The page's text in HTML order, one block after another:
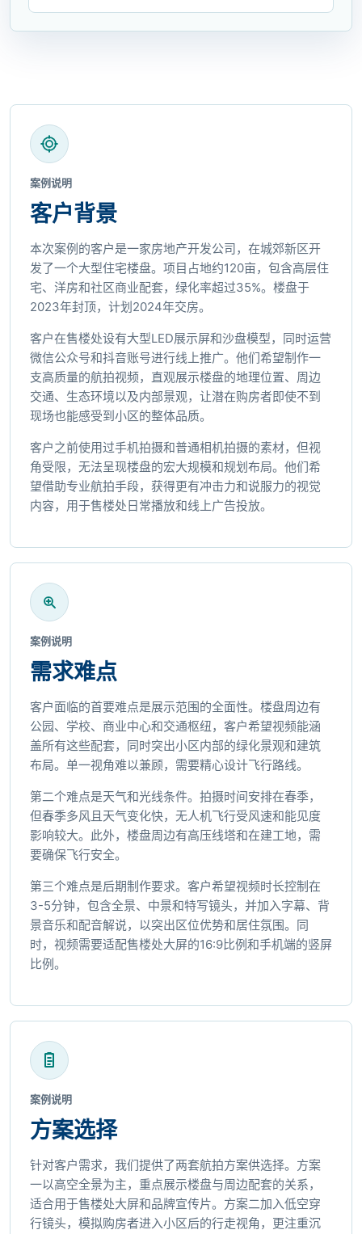
案例说明
客户背景
本次案例的客户是一家房地产开发公司，在城郊新区开
发了一个大型住宅楼盘。项目占地约120亩，包含高层住
宅、洋房和社区商业配套，绿化率超过35%。楼盘于
2023年封顶，计划2024年交房。
客户在售楼处设有大型LED展示屏和沙盘模型，同时运营
微信公众号和抖音账号进行线上推广。他们希望制作一
支高质量的航拍视频，直观展示楼盘的地理位置、周边
交通、生态环境以及内部景观，让潜在购房者即使不到
现场也能感受到小区的整体品质。
客户之前使用过手机拍摄和普通相机拍摄的素材，但视
角受限，无法呈现楼盘的宏大规模和规划布局。他们希
望借助专业航拍手段，获得更有冲击力和说服力的视觉
内容，用于售楼处日常播放和线上广告投放。
案例说明
需求难点
客户面临的首要难点是展示范围的全面性。楼盘周边有
公园、学校、商业中心和交通枢纽，客户希望视频能涵
盖所有这些配套，同时突出小区内部的绿化景观和建筑
布局。单一视角难以兼顾，需要精心设计飞行路线。
第二个难点是天气和光线条件。拍摄时间安排在春季，
但春季多风且天气变化快，无人机飞行受风速和能见度
影响较大。此外，楼盘周边有高压线塔和在建工地，需
要确保飞行安全。
第三个难点是后期制作要求。客户希望视频时长控制在
3-5分钟，包含全景、中景和特写镜头，并加入字幕、背
景音乐和配音解说，以突出区位优势和居住氛围。同
时，视频需要适配售楼处大屏的16:9比例和手机端的竖屏
比例。
案例说明
方案选择
针对客户需求，我们提供了两套航拍方案供选择。方案
一以高空全景为主，重点展示楼盘与周边配套的关系，
适合用于售楼处大屏和品牌宣传片。方案二加入低空穿
行镜头，模拟购房者进入小区后的行走视角，更注重沉